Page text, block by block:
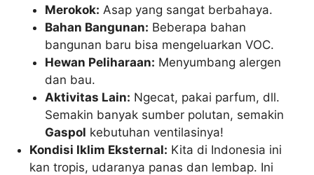
Merokok: Asap yang sangat berbahaya.
Bahan Bangunan: Beberapa bahan
bangunan baru bisa mengeluarkan VOC.
Hewan Peliharaan: Menyumbang alergen
dan bau.
Aktivitas Lain: Ngecat, pakai parfum, dll.
Semakin banyak sumber polutan, semakin
Gaspol kebutuhan ventilasinya!
Kondisi Iklim Eksternal: Kita di Indonesia ini
kan tropis, udaranya panas dan lembap. Ini